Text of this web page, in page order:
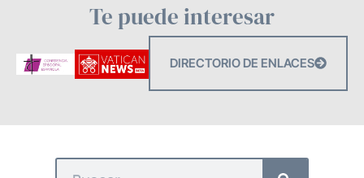
Te puede interesar
DIRECTORIO DE ENLACES